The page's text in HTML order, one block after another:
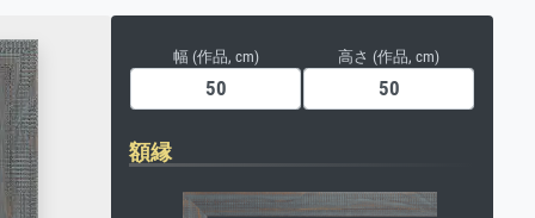
幅 (作品, cm) 高さ (作品, cm)
額縁